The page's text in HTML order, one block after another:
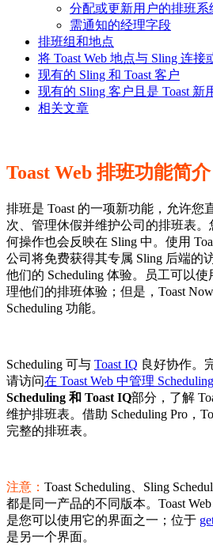
分配或更新用户的排班系
需通知的经理字段
排班组和地点
将 Toast Web 地点与 Sling 连接
现有的 Sling 和 Toast 客户
现有的 Sling 客户且是 Toast 新
相关文章
Toast Web 排班功能简介
排班是 Toast 的一项新功能，允许您
次、管理休假并维护公司的排班表
何操作也会反映在 Sling 中。使用
公司将免费获得其专属 Sling 后端的
他们的 Scheduling 体验。员工可以
理他们的排班体验；但是，Toast
Scheduling 功能。
Scheduling 可与 Toast IQ 良好协作。
请访问在 Toast Web 中管理
Scheduling 和 Toast IQ部分，了解
维护排班表。借助 Scheduling Pro，
完整的排班表。
注意： Toast Scheduling、Sling
都是同一产品的不同版本。Toast
是您可以使用它的界面之一；位于
是另一个界面。